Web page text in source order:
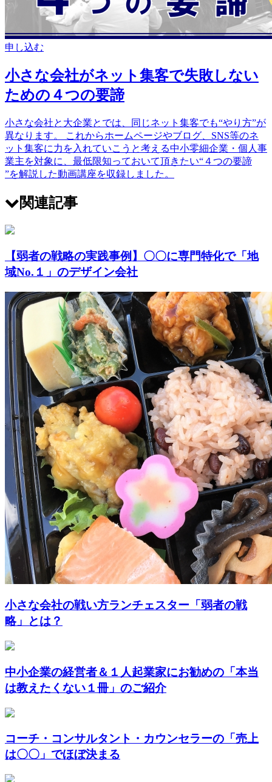
申し込む
小さな会社がネット集客で失敗しない
ための４つの要諦
小さな会社と大企業とでは、同じネット集客でも“やり方”が
異なります。 これからホームページやブログ、SNS等のネ
ット集客に力を入れていこうと考える中小零細企業・個人事
業主を対象に、最低限知っておいて頂きたい“４つの要諦
”を解説した動画講座を収録しました。
関連記事
【弱者の戦略の実践事例】〇〇に専門特化で「地
域No.１」のデザイン会社
小さな会社の戦い方ランチェスター「弱者の戦
略」とは？
中小企業の経営者＆１人起業家にお勧めの「本当
は教えたくない１冊」のご紹介
コーチ・コンサルタント・カウンセラーの「売上
は〇〇」でほぼ決まる